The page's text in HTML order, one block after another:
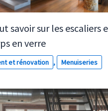
savoir sur les escaliers
en verre
et rénovation , Menuiseries